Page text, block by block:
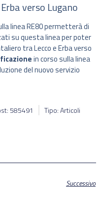
verso Lugano
linea RE80 permetterà di
su questa linea per poter
tra Lecco e Erba verso
in corso sulla linea
del nuovo servizio
585491 Tipo: Articoli
Successivo